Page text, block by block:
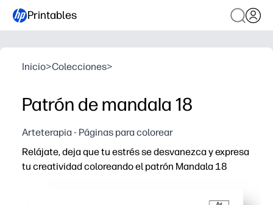
Printables
Inicio>Colecciones>
Patrón de mandala 18
Arteterapia - Páginas para colorear
Relájate, deja que tu estrés se desvanezca y expresa
tu creatividad coloreando el patrón Mandala 18